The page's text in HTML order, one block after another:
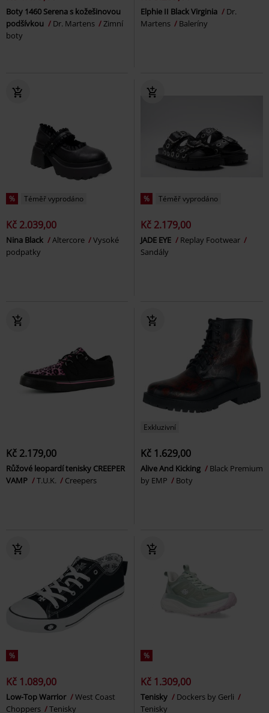
Boty 1460 Serena s kožešinovou
podšívkou
Dr. Martens
Zimní
boty
Elphie II Black Virginia
Dr.
Martens
Baleríny
% Téměř vyprodáno
Kč 2.039,00
Nina Black Altercore
Vysoké
podpatky
% Téměř vyprodáno
Kč 2.179,00
JADE EYE
Replay Footwear
Sandály
Kč 2.179,00
Růžové leopardí tenisky CREEPER
VAMP
T.U.K. Creepers
Exkluzivní
Kč 1.629,00
Alive And Kicking
Black Premium
by EMP
Boty
%
Kč 1.089,00
Low-Top Warrior
West Coast
Choppers
Tenisky
%
Kč 1.309,00
Tenisky
Dockers by Gerli
Tenisky